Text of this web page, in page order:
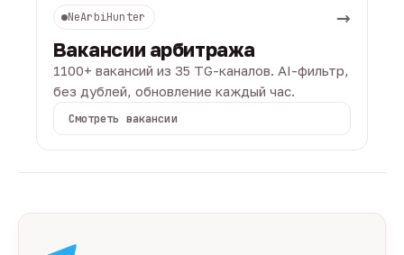
NeArbiHunter →
Вакансии арбитража
1100+ вакансий из 35 TG-каналов. AI-фильтр,
без дублей, обновление каждый час.
Смотреть вакансии